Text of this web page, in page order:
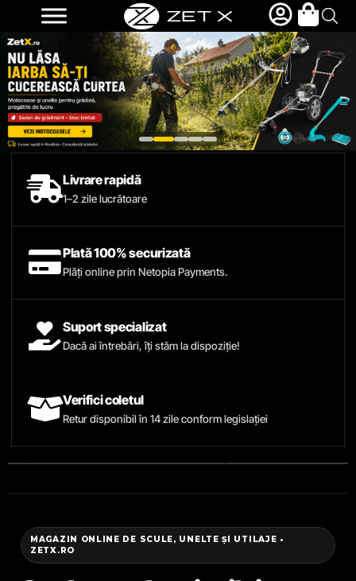
Livrare rapidă
1–2 zile lucrătoare
Plată 100% securizată
Plăți online prin Netopia Payments.
Suport specializat
Dacă ai întrebări, îți stăm la dispoziție!
Verifici coletul
Retur disponibil în 14 zile conform legislației
MAGAZIN ONLINE DE SCULE, UNELTE ȘI UTILAJE •
ZETX.RO